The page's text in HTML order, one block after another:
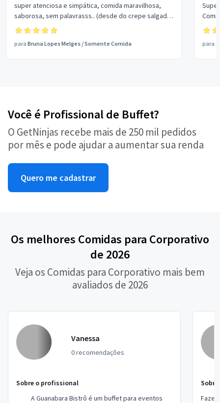
super atenciosa e simpática, comida maravilhosa,
saborosa, sem palavrasss.. (desde do crepe salgado
até o docinho), todos amaram!! Parabéns, muito
obrigada por fazerem parte desse momento tão
importante para nós, fizeram toda a diferença 🙏🏼❤️
Com certeza contrataremos mais vezes, já estamos
para Bruna Lopes Melges /Somente Comida para
Você é Profissional de Buffet?
O GetNinjas recebe mais de 250 mil pedidos
por mês e pode ajudar a aumentar sua renda
Quero me cadastrar
Os melhores Comidas para Corporativo
de 2026
Veja os Comidas para Corporativo mais bem
avaliados de 2026
Vanessa
0 recomendações
Sobre o profissional
A Guanabara Bistrô é um buffet para eventos